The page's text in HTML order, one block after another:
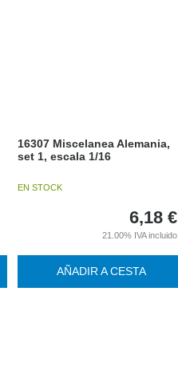
16307 Miscelanea Alemania,
set 1, escala 1/16
EN STOCK
6,18 €
21.00% IVA incluido
AÑADIR A CESTA